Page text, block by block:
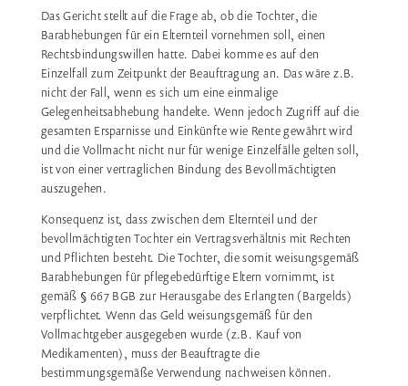
Das Gericht stellt auf die Frage ab, ob die Tochter, die
Barabhebungen für ein Elternteil vornehmen soll, einen
Rechtsbindungswillen hatte. Dabei komme es auf den
Einzelfall zum Zeitpunkt der Beauftragung an. Das wäre z.B.
nicht der Fall, wenn es sich um eine einmalige
Gelegenheitsabhebung handelte. Wenn jedoch Zugriff auf die
gesamten Ersparnisse und Einkünfte wie Rente gewährt wird
und die Vollmacht nicht nur für wenige Einzelfälle gelten soll,
ist von einer vertraglichen Bindung des Bevollmächtigten
auszugehen.
Konsequenz ist, dass zwischen dem Elternteil und der
bevollmächtigten Tochter ein Vertragsverhältnis mit Rechten
und Pflichten besteht. Die Tochter, die somit weisungsgemäß
Barabhebungen für pflegebedürftige Eltern vornimmt, ist
gemäß § 667 BGB zur Herausgabe des Erlangten (Bargelds)
verpflichtet. Wenn das Geld weisungsgemäß für den
Vollmachtgeber ausgegeben wurde (z.B. Kauf von
Medikamenten), muss der Beauftragte die
bestimmungsgemäße Verwendung nachweisen können.